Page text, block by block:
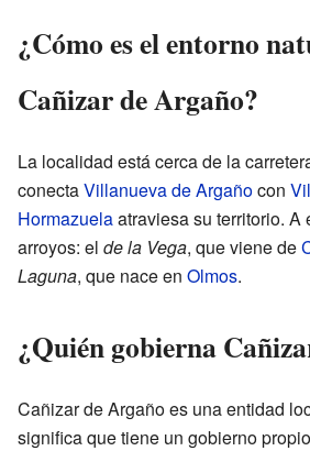
¿Cómo es el entorno
Cañizar de Argaño?
La localidad está cerca de la
conectaVillanueva de Argañocon
Hormazuelaatraviesa su territorio. A
arroyos: el de la Vega, que viene de
Laguna, que nace en Olmos.
¿Quién gobierna
Cañizar de Argaño es una entidad
significa que tiene un gobierno